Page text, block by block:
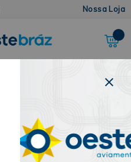
Nossa Loja